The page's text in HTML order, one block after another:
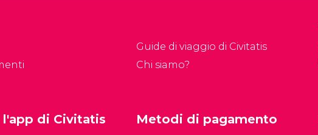
Guide di viaggio di Civitatis
Chi siamo?
l'app di Civitatis Metodi di pagamento